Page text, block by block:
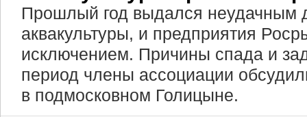
Прошлый год выдался неудачным
аквакультуры, и предприятия
исключением. Причины спада и
период члены ассоциации
в подмосковном Голицыне.